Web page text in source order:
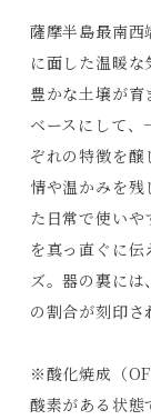
薩摩半島最南西
に面した温暖
豊かな土壌が
ベースにして、
ぞれの特徴を
情や温かみを
た日常で使い
を真っ直ぐに
ズ。器の裏に
の割合が刻印さ
※酸化焼成（
酸素がある状態